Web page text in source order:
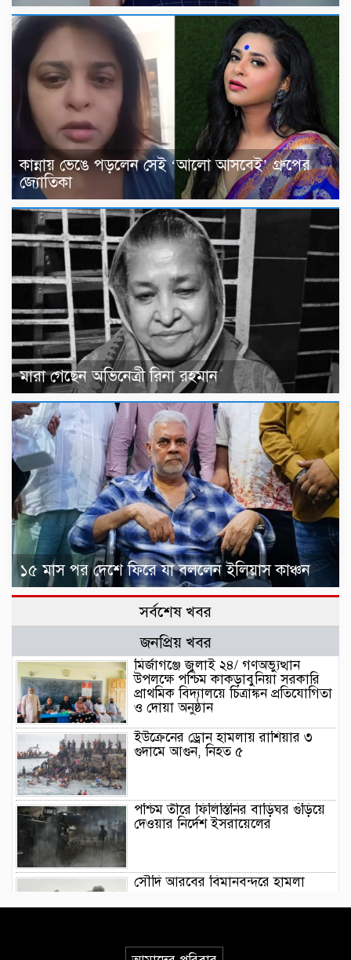
কান্নায় ভেঙে পড়লেন সেই ‘আলো আসবেই’ গ্রুপের
জ্যোতিকা
মারা গেছেন অভিনেত্রী রিনা রহমান
১৫ মাস পর দেশে ফিরে যা বললেন ইলিয়াস কাঞ্চন
সর্বশেষ খবর
জনপ্রিয় খবর
মির্জাগঞ্জে জুলাই ২৪/ গণঅভ্যুত্থান
উপলক্ষে পশ্চিম কাকড়াবুনিয়া সরকারি
প্রাথমিক বিদ্যালয়ে চিত্রাঙ্কন প্রতিযোগিতা
ও দোয়া অনুষ্ঠান
ইউক্রেনের ড্রোন হামলায় রাশিয়ার ৩
গুদামে আগুন, নিহত ৫
পশ্চিম তীরে ফিলিস্তিনির বাড়িঘর গুঁড়িয়ে
দেওয়ার নির্দেশ ইসরায়েলের
সৌদি আরবের বিমানবন্দরে হামলা
তীব্র গরমে জাপানের তামা জুলজিক্যাল